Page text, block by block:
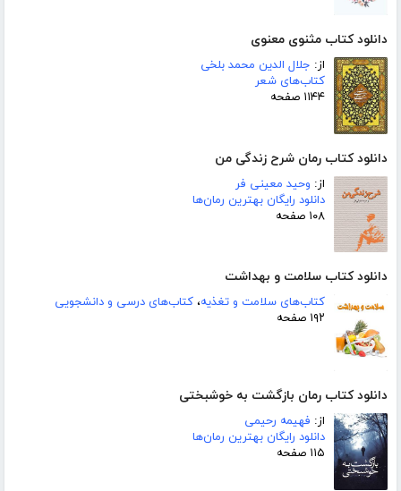
دانلود کتاب مثنوی معنوی
از: جلال الدین محمد بلخی
کتاب‌های شعر
۱۱۴۴ صفحه
دانلود کتاب رمان شرح زندگی من
از: وحید معینی فر
دانلود رایگان بهترین رمان‌ها
۱۰۸ صفحه
دانلود کتاب سلامت و بهداشت
کتاب‌های سلامت و تغذیه، کتاب‌های درسی و دانشجویی
۱۹۲ صفحه
دانلود کتاب رمان بازگشت به خوشبختی
از: فهیمه رحیمی
دانلود رایگان بهترین رمان‌ها
۱۱۵ صفحه